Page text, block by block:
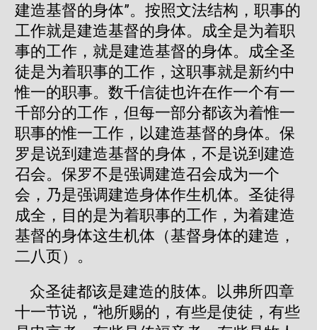
建造基督的身体”。按照文法结构，职事的
工作就是建造基督的身体。成全是为着职
事的工作，就是建造基督的身体。成全圣
徒是为着职事的工作，这职事就是新约中
惟一的职事。数千信徒也许在作一个有一
千部分的工作，但每一部分都该为着惟一
职事的惟一工作，以建造基督的身体。保
罗是说到建造基督的身体，不是说到建造
召会。保罗不是强调建造召会成为一个
会，乃是强调建造身体作生机体。圣徒得
成全，目的是为着职事的工作，为着建造
基督的身体这生机体（基督身体的建造，
二八页）。
众圣徒都该是建造的肢体。以弗所四章
十一节说，“祂所赐的，有些是使徒，有些